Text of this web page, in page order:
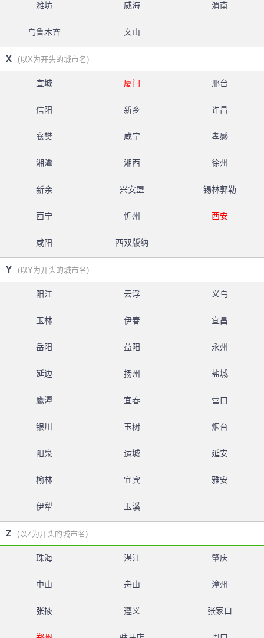
潍坊 威海 渭南
乌鲁木齐 文山
X (以X为开头的城市名)
宣城 厦门 邢台
信阳 新乡 许昌
襄樊 咸宁 孝感
湘潭 湘西 徐州
新余 兴安盟 锡林郭勒
西宁 忻州 西安
咸阳 西双版纳
Y (以Y为开头的城市名)
阳江 云浮 义乌
玉林 伊春 宜昌
岳阳 益阳 永州
延边 扬州 盐城
鹰潭 宜春 营口
银川 玉树 烟台
阳泉 运城 延安
榆林 宜宾 雅安
伊犁 玉溪
Z (以Z为开头的城市名)
珠海 湛江 肇庆
中山 舟山 漳州
张掖 遵义 张家口